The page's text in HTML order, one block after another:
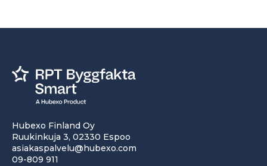
Hubexo Finland Oy
Ruukinkuja 3, 02330 Espoo
asiakaspalvelu@hubexo.com
09-809 911